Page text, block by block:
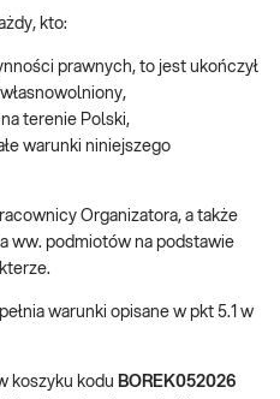
kto:
prawnych, to jest ukończył
terenie Polski,
warunki niniejszego
Organizatora, a także
ww. podmiotów na podstawie
warunki opisane w pkt 5.1 w
koszyku kodu BOREK052026